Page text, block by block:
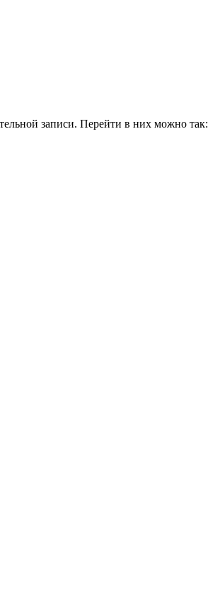
записи. Перейти в них можно так: